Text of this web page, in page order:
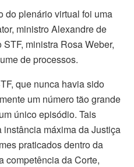
do plenário virtual foi uma
ministro Alexandre de
ministra Rosa Weber,
de processos.
que nunca havia sido
um número tão grande
único episódio. Tais
máxima da Justiça
praticados dentro da
competência da Corte,